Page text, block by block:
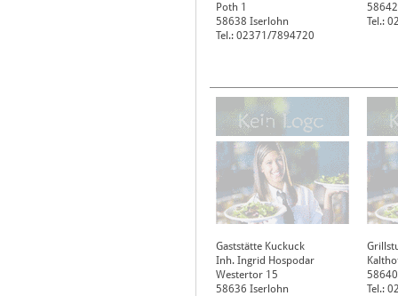
Poth 1
58638 Iserlohn
Tel.: 02371/7894720
58642
Tel.:
Gaststätte Kuckuck
Inh. Ingrid Hospodar
Westertor 15
58636 Iserlohn
58640
Tel.: